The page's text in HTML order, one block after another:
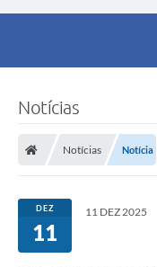
Notícias
Notícias Notícia
DEZ
11
11 DEZ 2025